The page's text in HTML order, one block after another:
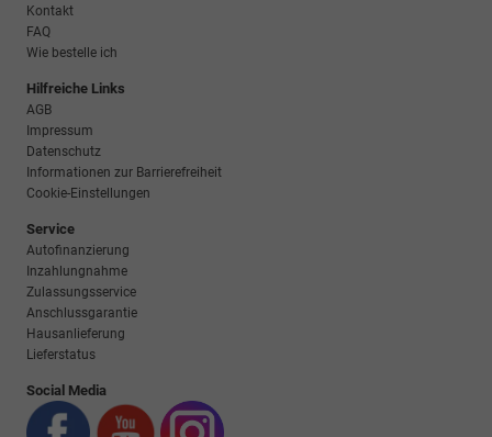
Kontakt
FAQ
Wie bestelle ich
Hilfreiche Links
AGB
Impressum
Datenschutz
Informationen zur Barrierefreiheit
Cookie-Einstellungen
Service
Autofinanzierung
Inzahlungnahme
Zulassungsservice
Anschlussgarantie
Hausanlieferung
Lieferstatus
Social Media